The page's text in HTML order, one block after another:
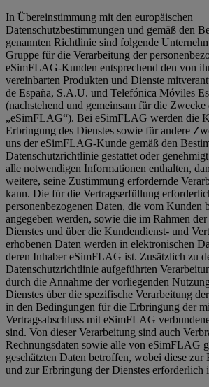
In Übereinstimmung mit den europäischen
Datenschutzbestimmungen und gemäß den
genannten Richtlinie sind folgende
Gruppe für die Verarbeitung der
eSimFLAG-Kunden entsprechend den von
vereinbarten Produkten und Dienste
de España, S.A.U. und Telefónica Móviles
(nachstehend und gemeinsam für die Zwecke
„eSimFLAG“). Bei eSimFLAG werden die
Erbringung des Dienstes sowie für andere
uns der eSimFLAG-Kunde gemäß den
Datenschutzrichtlinie gestattet oder
alle notwendigen Informationen enthalten,
weitere, seine Zustimmung erfordernde
kann. Die für die Vertragserfüllung
personenbezogenen Daten, die vom Kunden
angegeben werden, sowie die im Rahmen
Dienstes und über die Kundendienst- und
erhobenen Daten werden in elektronischen
deren Inhaber eSimFLAG ist. Zusätzlich zu
Datenschutzrichtlinie aufgeführten
durch die Annahme der vorliegenden
Dienstes über die spezifische Verarbeitung
in den Bedingungen für die Erbringung der
Vertragsabschluss mit eSimFLAG
sind. Von dieser Verarbeitung sind auch
Rechnungsdaten sowie alle von eSimFLAG
geschätzten Daten betroffen, wobei diese zur
und zur Erbringung der Dienstes erforderlich